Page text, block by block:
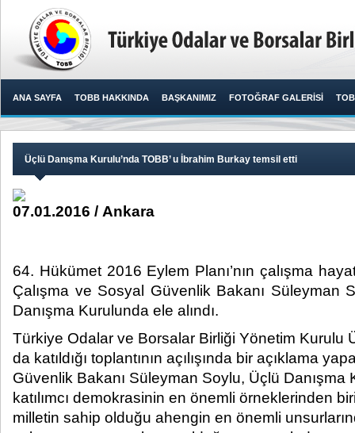
ANA SAYFA TOBB HAKKINDA BAŞKANIMIZ FOTOĞRAF GALERİSİ
Üçlü Danışma Kurulu’nda TOBB’ u İbrahim Burkay temsil etti
07.01.2016 / Ankara
64. Hükümet 2016 Eylem Planı’nın çalışma
Çalışma ve Sosyal Güvenlik Bakanı Süleyman
Danışma Kurulunda ele alındı. ​
Türkiye Odalar ve Borsalar Birliği Yönetim Kurulu
da katıldığı toplantının açılışında bir açıklama
Güvenlik Bakanı Süleyman Soylu, Üçlü
katılımcı demokrasinin en önemli örneklerinden
milletin sahip olduğu ahengin en önemli